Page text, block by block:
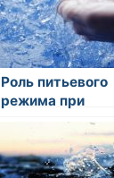
Роль питьевого
режима при
похудении